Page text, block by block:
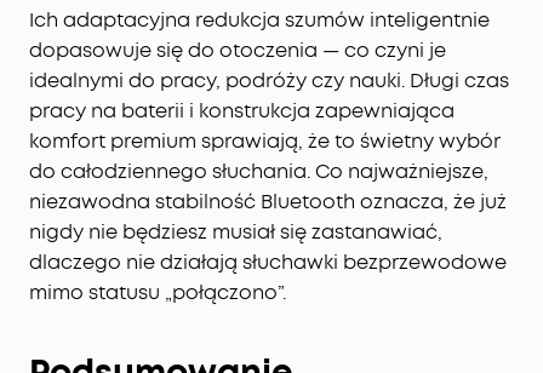
Ich adaptacyjna redukcja szumów inteligentnie
dopasowuje się do otoczenia — co czyni je
idealnymi do pracy, podróży czy nauki. Długi czas
pracy na baterii i konstrukcja zapewniająca
komfort premium sprawiają, że to świetny wybór
do całodziennego słuchania. Co najważniejsze,
niezawodna stabilność Bluetooth oznacza, że już
nigdy nie będziesz musiał się zastanawiać,
dlaczego nie działają słuchawki bezprzewodowe
mimo statusu „połączono”.